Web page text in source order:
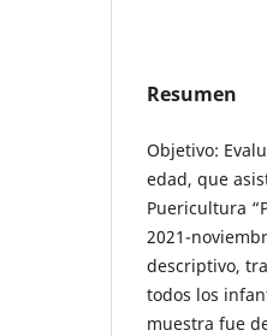
Resumen
Objetivo:
edad, que
Puericultura
2021-
descriptivo,
todos los
muestra fue